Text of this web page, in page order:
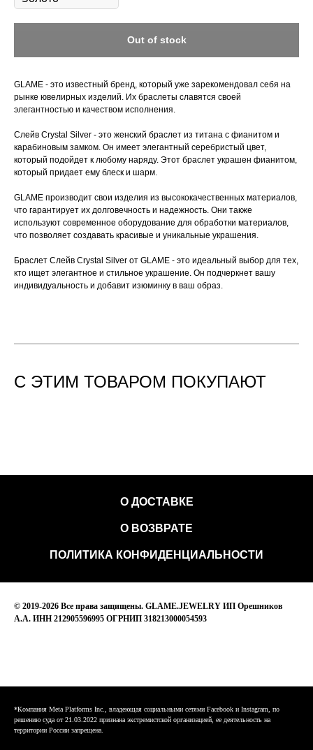
Out of stock
GLAME - это известный бренд, который уже зарекомендовал себя на
рынке ювелирных изделий. Их браслеты славятся своей
элегантностью и качеством исполнения.
Слейв Crystal Silver - это женский браслет из титана с фианитом и
карабиновым замком. Он имеет элегантный серебристый цвет,
который подойдет к любому наряду. Этот браслет украшен фианитом,
который придает ему блеск и шарм.
GLAME производит свои изделия из высококачественных материалов,
что гарантирует их долговечность и надежность. Они также
используют современное оборудование для обработки материалов,
что позволяет создавать красивые и уникальные украшения.
Браслет Слейв Crystal Silver от GLAME - это идеальный выбор для тех,
кто ищет элегантное и стильное украшение. Он подчеркнет вашу
индивидуальность и добавит изюминку в ваш образ.
С ЭТИМ ТОВАРОМ ПОКУПАЮТ
О ДОСТАВКЕ
О ВОЗВРАТЕ
ПОЛИТИКА КОНФИДЕНЦИАЛЬНОСТИ
© 2019-2026 Все права защищены. GLAME.JEWELRY ИП Орешников
А.А. ИНН 212905596995 ОГРНИП 318213000054593
*Компания Meta Platforms Inc., владеющая социальными сетями Facebook и Instagram, по
решению суда от 21.03.2022 признана экстремистской организацией, ее деятельность на
территории России запрещена.